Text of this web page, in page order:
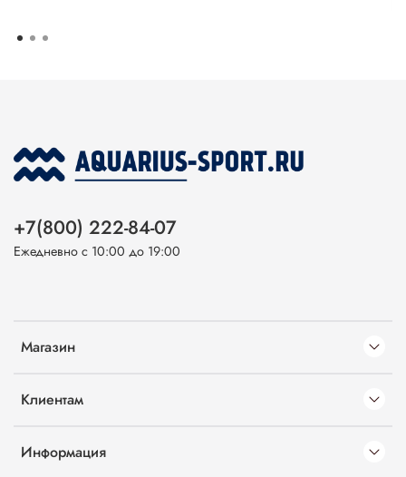
Магазин
Клиентам
Информация
+7(800) 222-84-07
Ежедневно с 10:00 до 19:00